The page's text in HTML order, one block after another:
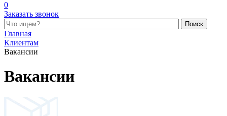
0
Заказать звонок
Поиск по каталогу
Главная
Клиентам
Вакансии
Вакансии